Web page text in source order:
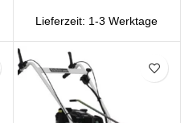
Lieferzeit: 1-3 Werktage